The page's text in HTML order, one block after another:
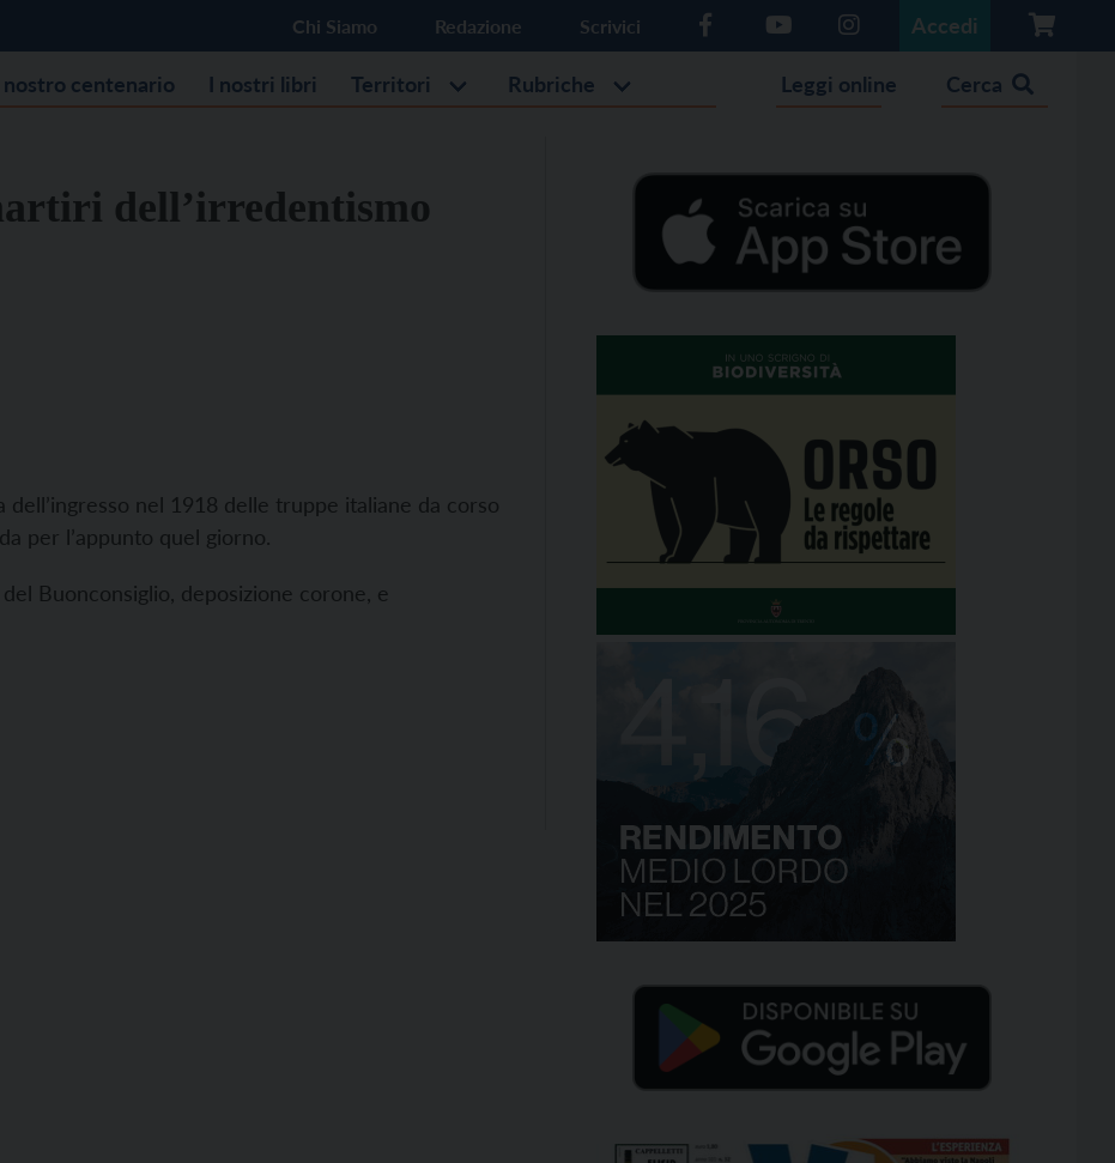
Chi Siamo Redazione Scrivici Accedi
nostro centenario I nostri libri Territori Rubriche Leggi online Cerca
dell’irredentismo
nel 1918 delle truppe italiane da corso
per l’appunto quel giorno.
Buonconsiglio, deposizione corone, e